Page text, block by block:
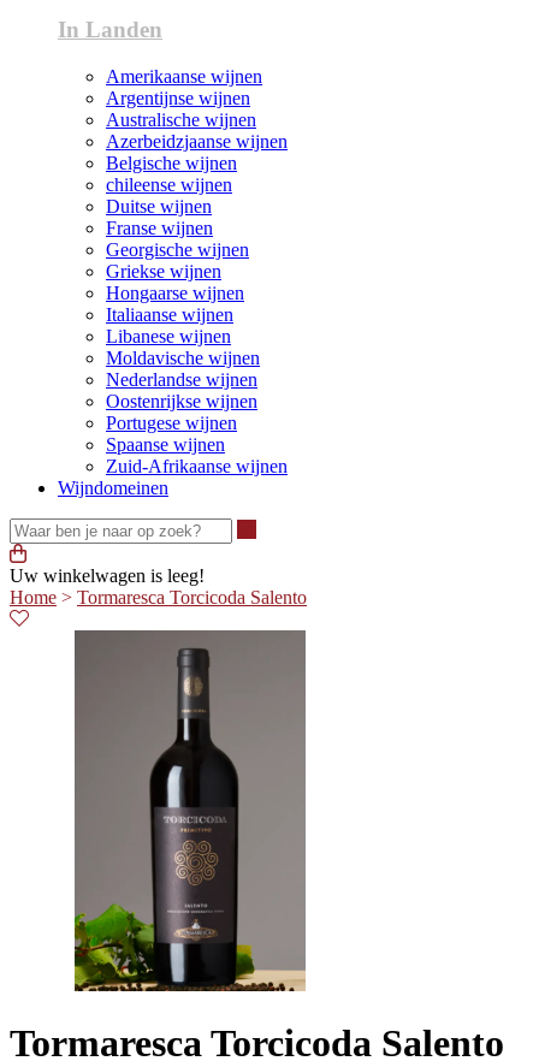
In Landen
Amerikaanse wijnen
Argentijnse wijnen
Australische wijnen
Azerbeidzjaanse wijnen
Belgische wijnen
chileense wijnen
Duitse wijnen
Franse wijnen
Georgische wijnen
Griekse wijnen
Hongaarse wijnen
Italiaanse wijnen
Libanese wijnen
Moldavische wijnen
Nederlandse wijnen
Oostenrijkse wijnen
Portugese wijnen
Spaanse wijnen
Zuid-Afrikaanse wijnen
Wijndomeinen
Uw winkelwagen is leeg!
Home > Tormaresca Torcicoda Salento
Tormaresca Torcicoda Salento